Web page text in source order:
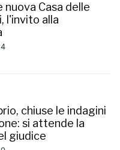
nuova Casa delle
l'invito alla
chiuse le indagini
si attende la
giudice